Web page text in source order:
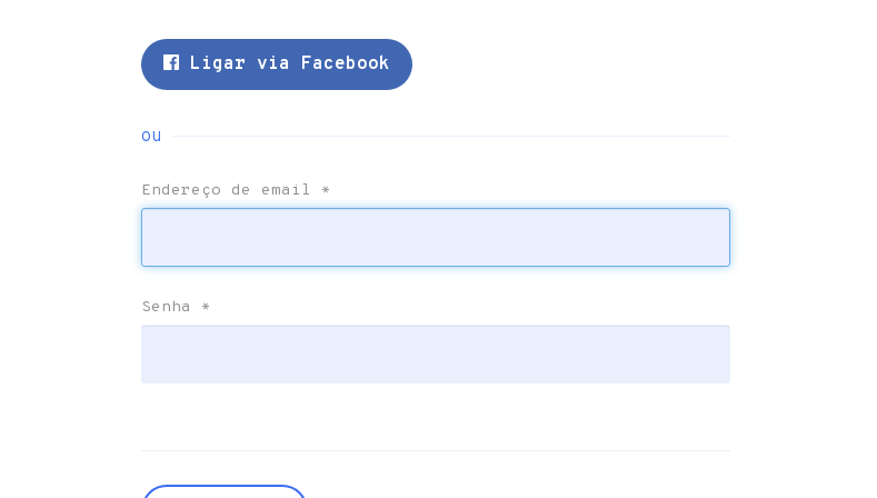
Ligar via Facebook
ou
Endereço de email *
Senha *